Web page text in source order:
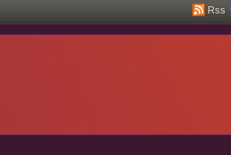
Rss